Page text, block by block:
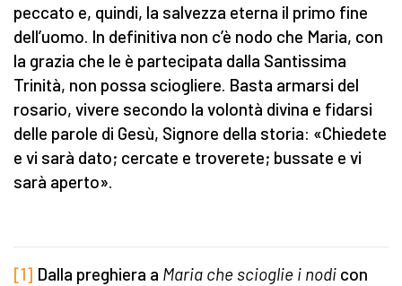
peccato e, quindi, la salvezza eterna il primo fine
dell’uomo. In definitiva non c’è nodo che Maria, con
la grazia che le è partecipata dalla Santissima
Trinità, non possa sciogliere. Basta armarsi del
rosario, vivere secondo la volontà divina e fidarsi
delle parole di Gesù, Signore della storia: «Chiedete
e vi sarà dato; cercate e troverete; bussate e vi
sarà aperto».
[1] Dalla preghiera a Maria che scioglie i nodi con